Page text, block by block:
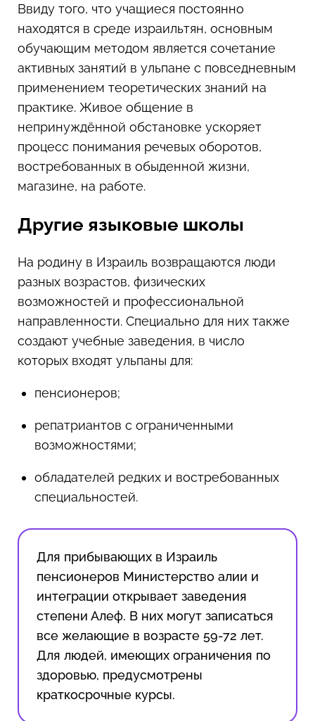
Ввиду того, что учащиеся постоянно
находятся в среде израильтян, основным
обучающим методом является сочетание
активных занятий в ульпане с повседневным
применением теоретических знаний на
практике. Живое общение в
непринуждённой обстановке ускоряет
процесс понимания речевых оборотов,
востребованных в обыденной жизни,
магазине, на работе.
Другие языковые школы
На родину в Израиль возвращаются люди
разных возрастов, физических
возможностей и профессиональной
направленности. Специально для них также
создают учебные заведения, в число
которых входят ульпаны для:
пенсионеров;
репатриантов с ограниченными
возможностями;
обладателей редких и востребованных
специальностей.
Для прибывающих в Израиль
пенсионеров Министерство алии и
интеграции открывает заведения
степени Алеф. В них могут записаться
все желающие в возрасте 59-72 лет.
Для людей, имеющих ограничения по
здоровью, предусмотрены
краткосрочные курсы.